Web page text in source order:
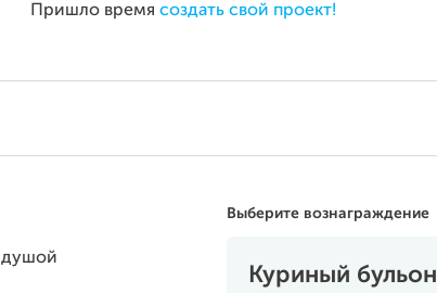
Пришло время создать свой проект!
Выберите вознаграждение
Куриный бульон
душой